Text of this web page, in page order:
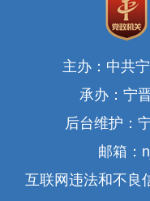
主办：中共
承办：宁
后台维护：
邮箱：
互联网违法和不良